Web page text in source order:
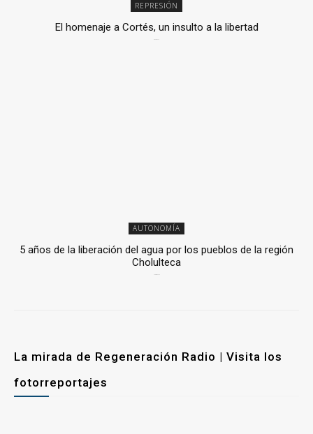
REPRESIÓN
El homenaje a Cortés, un insulto a la libertad
AUTONOMÍA
5 años de la liberación del agua por los pueblos de la región
Cholulteca
La mirada de Regeneración Radio | Visita los
fotorreportajes